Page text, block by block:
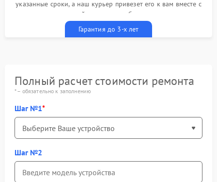
указанные сроки, а наш курьер привезет его к вам вместе с
гарантийным талоном бесплатно
Гарантия до 3-х лет
Полный расчет стоимости ремонта
* – обязательно к заполнению
Шаг №1
Шаг №2